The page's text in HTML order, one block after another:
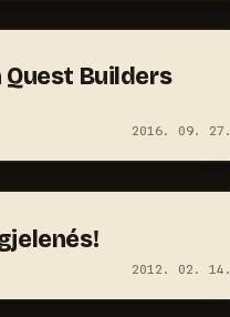
Builders
2016. 09. 27.
2012. 02. 14.